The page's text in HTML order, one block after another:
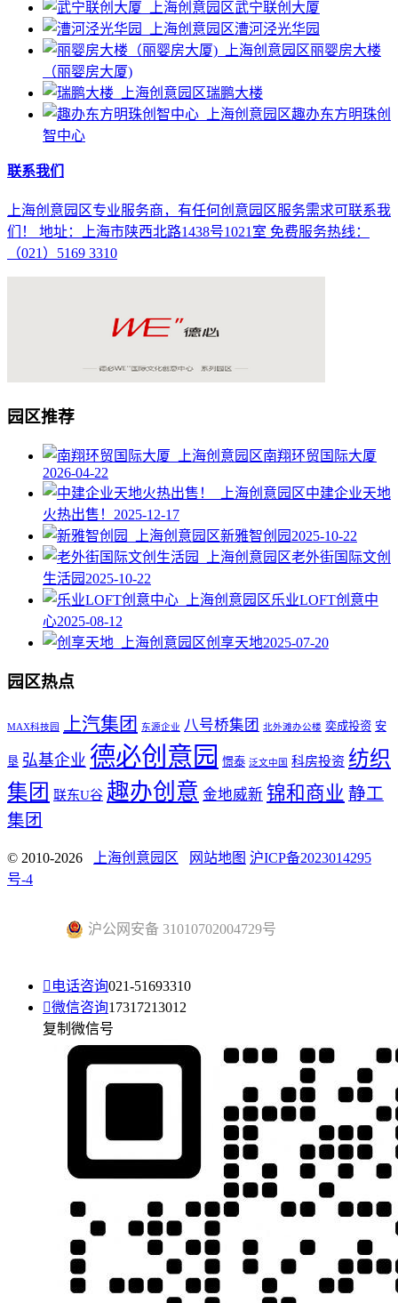
武宁联创大厦
漕河泾光华园
丽婴房大楼
（丽婴房大厦)
瑞鹏大楼
趣办东方明珠创
智中心
联系我们
上海创意园区专业服务商，有任何创意园区服务需求可联系我
们！ 地址：上海市陕西北路1438号1021室 免费服务热线：
（021）5169 3310
园区推荐
南翔环贸国际大厦
2026-04-22
中建企业天地
火热出售！ 2025-12-17
新雅智创园 2025-10-22
老外街国际文创
生活园 2025-10-22
乐业LOFT创意中
心2025-08-12
创享天地2025-07-20
园区热点
MAX科技园 上汽集团 东源企业 八号桥集团 北外滩办公楼 奕成投资 安
垦 弘基企业 德必创意园 憬泰 泛文中国 科房投资 纺织
集团 联东U谷 趣办创意 金地威新 锦和商业 静工
集团
© 2010-2026 上海创意园区 网站地图 沪ICP备2023014295
号-4
沪公网安备 31010702004729号
 电话咨询021-51693310
微信咨询17317213012
复制微信号